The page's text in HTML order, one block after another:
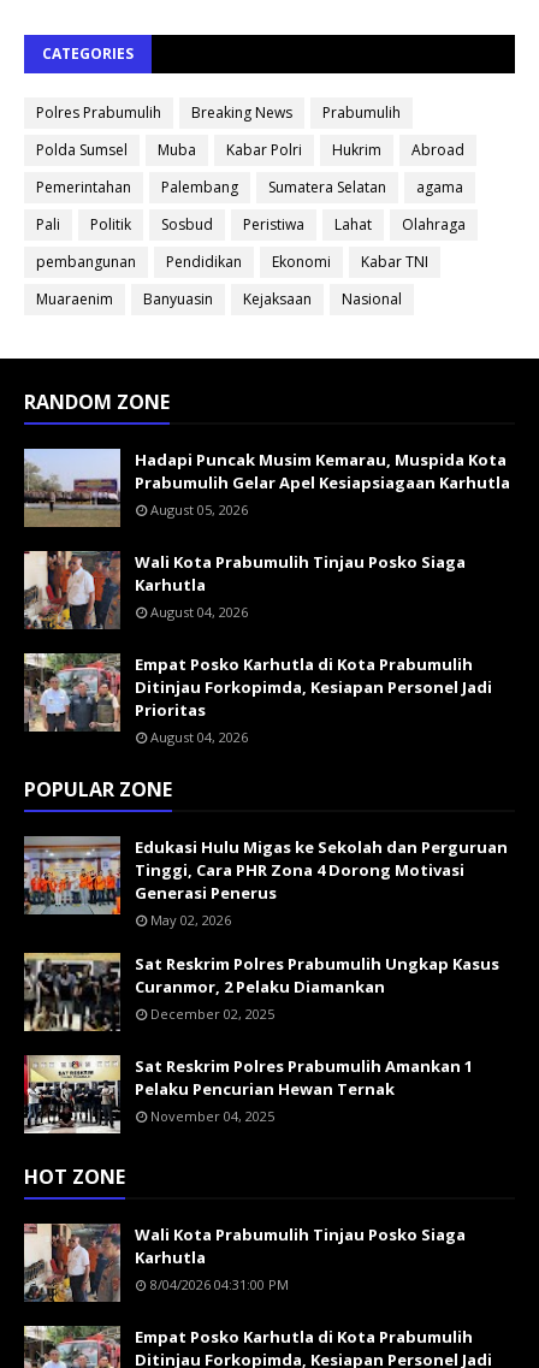
CATEGORIES
Polres Prabumulih Breaking News
Prabumulih
Polda Sumsel
Muba Kabar Polri Hukrim
Abroad
Pemerintahan
Palembang Sumatera Selatan
agama
Pali
Politik Sosbud Peristiwa Lahat
Olahraga
pembangunan
Pendidikan Ekonomi
Kabar TNI
Muaraenim
Banyuasin Kejaksaan Nasional
RANDOM ZONE
Hadapi Puncak Musim Kemarau, Muspida Kota
Prabumulih Gelar Apel Kesiapsiagaan Karhutla
August 05, 2026
Wali Kota Prabumulih Tinjau Posko Siaga
Karhutla
August 04, 2026
Empat Posko Karhutla di Kota Prabumulih
Ditinjau Forkopimda, Kesiapan Personel Jadi
Prioritas
August 04, 2026
POPULAR ZONE
Edukasi Hulu Migas ke Sekolah dan Perguruan
Tinggi, Cara PHR Zona 4 Dorong Motivasi
Generasi Penerus
May 02, 2026
Sat Reskrim Polres Prabumulih Ungkap Kasus
Curanmor, 2 Pelaku Diamankan
December 02, 2025
Sat Reskrim Polres Prabumulih Amankan 1
Pelaku Pencurian Hewan Ternak
November 04, 2025
HOT ZONE
Wali Kota Prabumulih Tinjau Posko Siaga
Karhutla
8/04/2026 04:31:00 PM
Empat Posko Karhutla di Kota Prabumulih
Ditinjau Forkopimda, Kesiapan Personel Jadi